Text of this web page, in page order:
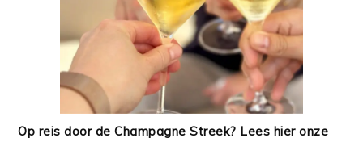
Op reis door de Champagne Streek? Lees hier onze